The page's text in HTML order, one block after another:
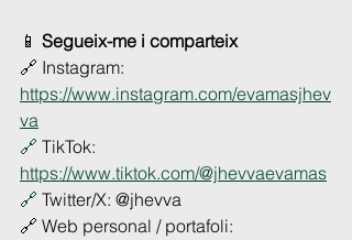
📱 Segueix-me i comparteix
🔗 Instagram:
https://www.instagram.com/evamasjhev
va
🔗 TikTok:
https://www.tiktok.com/@jhevvaevamas
🔗 Twitter/X: @jhevva
🔗 Web personal / portafoli: